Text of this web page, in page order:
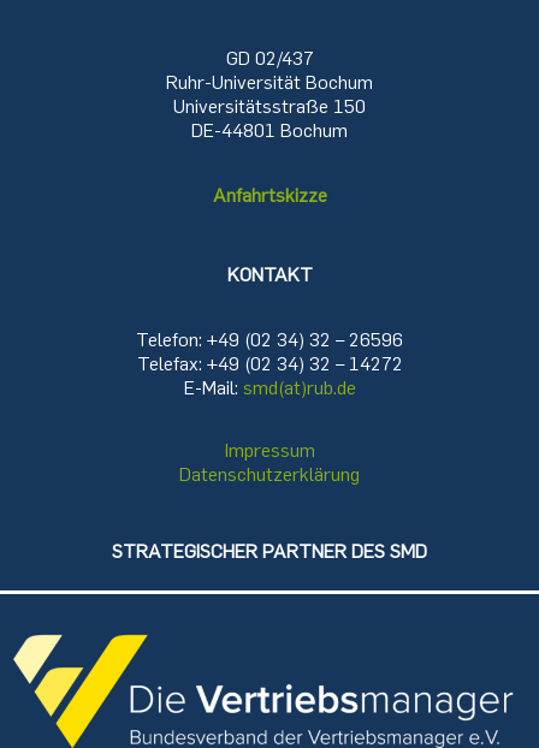
GD 02/437
Ruhr-Universität Bochum
Universitätsstraße 150
DE-44801 Bochum
Anfahrtskizze
KONTAKT
Telefon: +49 (02 34) 32 – 26596
Telefax: +49 (02 34) 32 – 14272
E-Mail: smd(at)rub.de
Impressum
Datenschutzerklärung
STRATEGISCHER PARTNER DES SMD